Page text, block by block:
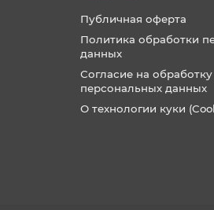
Публичная оферта
Политика обработки
данных
Согласие на обработку
персональных данных
О технологии куки